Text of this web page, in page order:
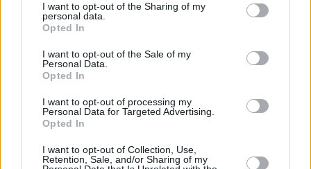
I want to opt-out of the Sharing of my
personal data.
Opted In
I want to opt-out of the Sale of my
Personal Data.
Opted In
I want to opt-out of processing my
Personal Data for Targeted Advertising.
Opted In
I want to opt-out of Collection, Use,
Retention, Sale, and/or Sharing of my
παιδιά, με το να γίνουν ένα παγκόσμιο
συναισθηματική φόρτιση όλο αυτό», λέει
τόσο ανθρώπινα η Καθλίν Τέρνερ.
Συνεντεύξεις 18/11/2025
Δήμητρα Δερζέκου: «Λέω τη δική μου